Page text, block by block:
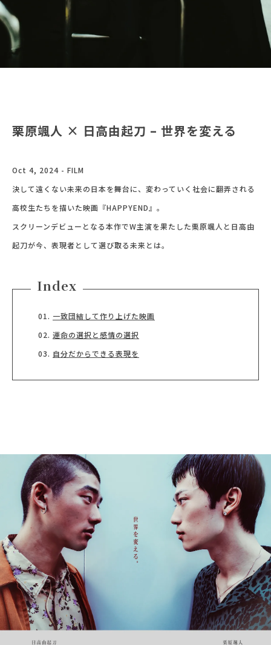
栗原颯人 × 日高由起刀 – 世界を変える
Oct 4, 2024 - FILM
決して遠くない未来の日本を舞台に、変わっていく社会に翻弄される
高校生たちを描いた映画『HAPPYEND』。
スクリーンデビューとなる本作でW主演を果たした栗原颯人と日高由
起刀が今、表現者として選び取る未来とは。
Index
一致団結して作り上げた映画
運命の選択と感情の選択
自分だからできる表現を